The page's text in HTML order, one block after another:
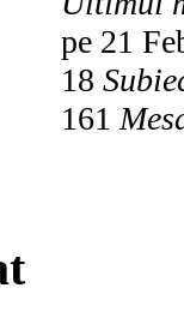
pe 21
18
161